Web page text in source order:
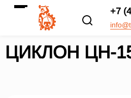
+7
ЦИКЛОН ЦН-